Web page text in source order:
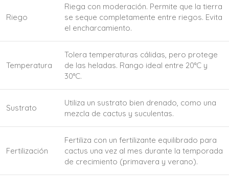
Riego
Riega con moderación. Permite que la tierra
se seque completamente entre riegos. Evita
el encharcamiento.
Temperatura
Tolera temperaturas cálidas, pero protege
de las heladas. Rango ideal entre 20°C y
30°C.
Sustrato
Utiliza un sustrato bien drenado, como una
mezcla de cactus y suculentas.
Fertilización
Fertiliza con un fertilizante equilibrado para
cactus una vez al mes durante la temporada
de crecimiento (primavera y verano).